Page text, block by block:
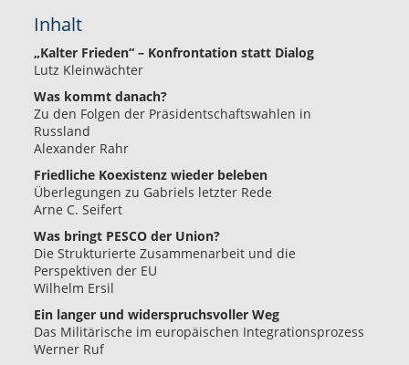
Inhalt
„Kalter Frieden“ – Konfrontation statt Dialog
Lutz Kleinwächter
Was kommt danach?
Zu den Folgen der Präsidentschaftswahlen in
Russland
Alexander Rahr
Friedliche Koexistenz wieder beleben
Überlegungen zu Gabriels letzter Rede
Arne C. Seifert
Was bringt PESCO der Union?
Die Strukturierte Zusammenarbeit und die
Perspektiven der EU
Wilhelm Ersil
Ein langer und widerspruchsvoller Weg
Das Militärische im europäischen Integrationsprozess
Werner Ruf